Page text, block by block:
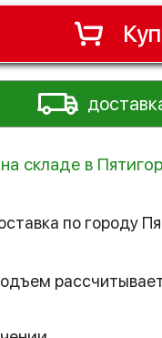
складе в
по городу